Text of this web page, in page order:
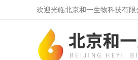
欢迎光临北京和一生物科技有限